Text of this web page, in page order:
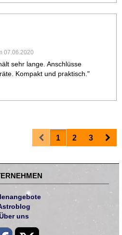
07.06.2020
sehr lange. Anschlüsse
Kompakt und praktisch."
Prev1 2 3
uns